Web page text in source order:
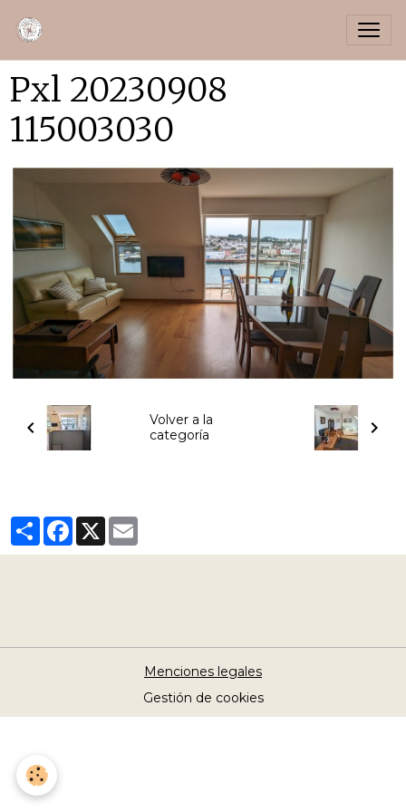
Pxl 20230908
115003030
Volver a la
categoría
PartagerFacebook
X
Menciones legales
Gestión de cookies